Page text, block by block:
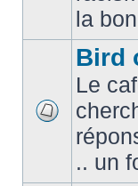
la
Bird
Le
.. un